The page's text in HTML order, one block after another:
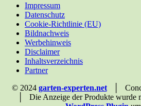
Impressum
Datenschutz
Cookie-Richtlinie (EU)
Bildnachweis
Werbehinweis
Disclaimer
Inhaltsverzeichnis
Partner
© 2024 garten-experten.net│
│ Die Anzeige der Produkte wurde